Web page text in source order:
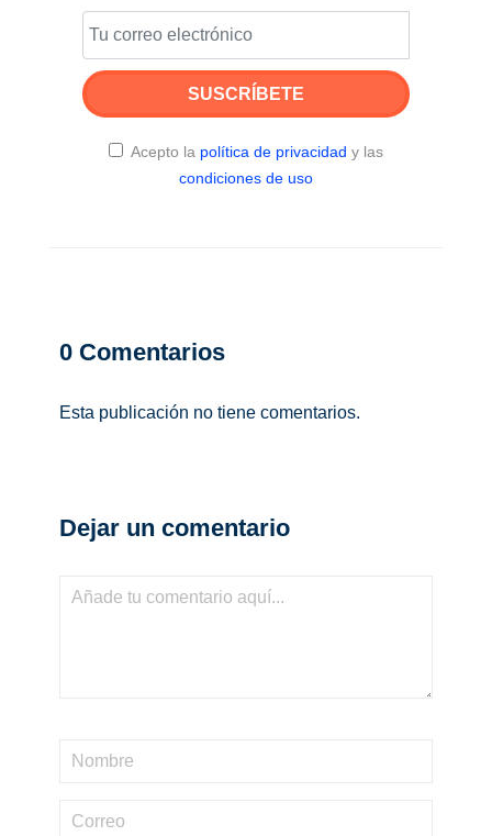
SUSCRÍBETE
Acepto la política de privacidad y las
condiciones de uso
0 Comentarios
Esta publicación no tiene comentarios.
Dejar un comentario